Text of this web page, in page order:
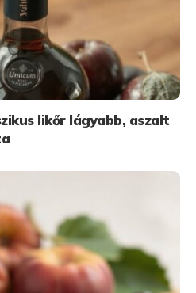
likőr lágyabb, aszalt